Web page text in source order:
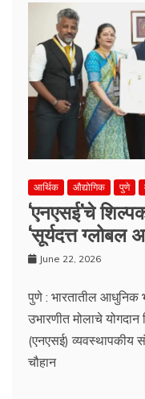
आर्थिक औद्योगिक पुणे
‘एनएसई’चे
‘सूर्यदत्त ग्लोबल
June 22, 2026
पुणे : भारतातील आधुनिक
उभारणीत मोलाचे
(एनएसई) व्यवस्थापकीय
चौहान